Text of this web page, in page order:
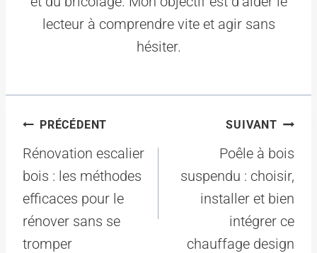
lecteur à comprendre vite et agir sans
hésiter.
Navigation
de
l’article
PRÉCÉDENT
Rénovation escalier
bois : les méthodes
efficaces pour le
rénover sans se
tromper
SUIVANT
Poêle à bois
suspendu : choisir,
installer et bien
intégrer ce
chauffage design